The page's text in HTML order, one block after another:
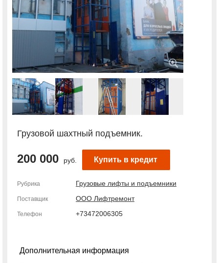
Грузовой шахтный подъемник.
200 000 руб. Купить в кредит
Рубрика Грузовые лифты и подъемники
Поставщик ООО Лифтремонт
Телефон +73472006305
Дополнительная информация